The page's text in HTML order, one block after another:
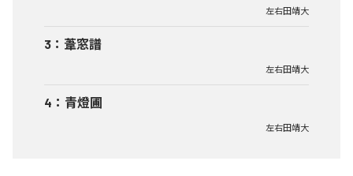
左右田靖大
3 ： 葦窓譜
左右田靖大
4 ： 青燈圃
左右田靖大